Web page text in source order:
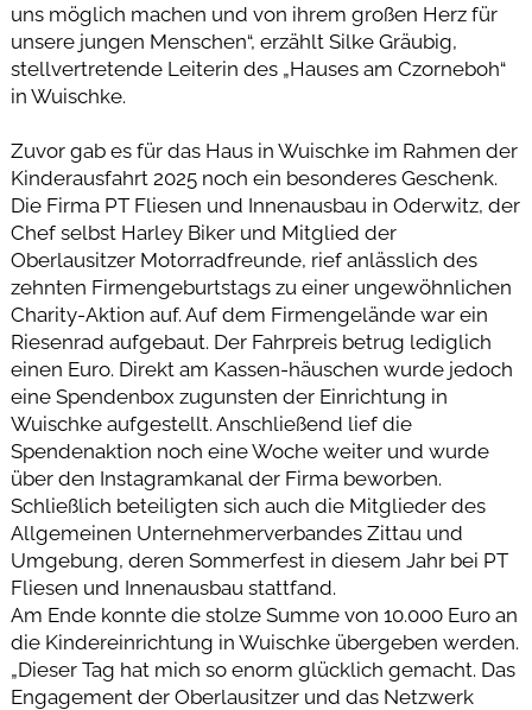
uns möglich machen und von ihrem großen Herz für
unsere jungen Menschen“, erzählt Silke Gräubig,
stellvertretende Leiterin des „Hauses am Czorneboh“
in Wuischke.
Zuvor gab es für das Haus in Wuischke im Rahmen der
Kinderausfahrt 2025 noch ein besonderes Geschenk.
Die Firma PT Fliesen und Innenausbau in Oderwitz, der
Chef selbst Harley Biker und Mitglied der
Oberlausitzer Motorradfreunde, rief anlässlich des
zehnten Firmengeburtstags zu einer ungewöhnlichen
Charity-Aktion auf. Auf dem Firmengelände war ein
Riesenrad aufgebaut. Der Fahrpreis betrug lediglich
einen Euro. Direkt am Kassen-häuschen wurde jedoch
eine Spendenbox zugunsten der Einrichtung in
Wuischke aufgestellt. Anschließend lief die
Spendenaktion noch eine Woche weiter und wurde
über den Instagramkanal der Firma beworben.
Schließlich beteiligten sich auch die Mitglieder des
Allgemeinen Unternehmerverbandes Zittau und
Umgebung, deren Sommerfest in diesem Jahr bei PT
Fliesen und Innenausbau stattfand.
Am Ende konnte die stolze Summe von 10.000 Euro an
die Kindereinrichtung in Wuischke übergeben werden.
„Dieser Tag hat mich so enorm glücklich gemacht. Das
Engagement der Oberlausitzer und das Netzwerk